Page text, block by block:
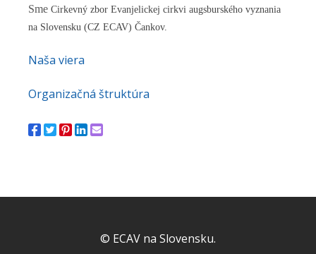
Sme Cirkevný zbor Evanjelickej cirkvi augsburského vyznania
na Slovensku (CZ ECAV) Čankov.
Naša viera
Organizačná štruktúra
© ECAV na Slovensku.